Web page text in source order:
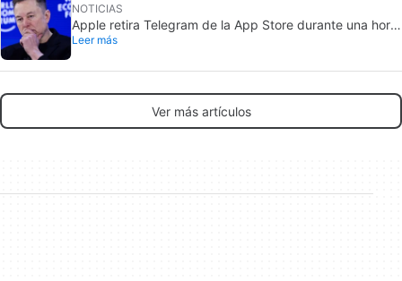
NOTICIAS
Apple retira Telegram de la App Store durante una hora,
pero no toca X
Leer más
Ver más artículos